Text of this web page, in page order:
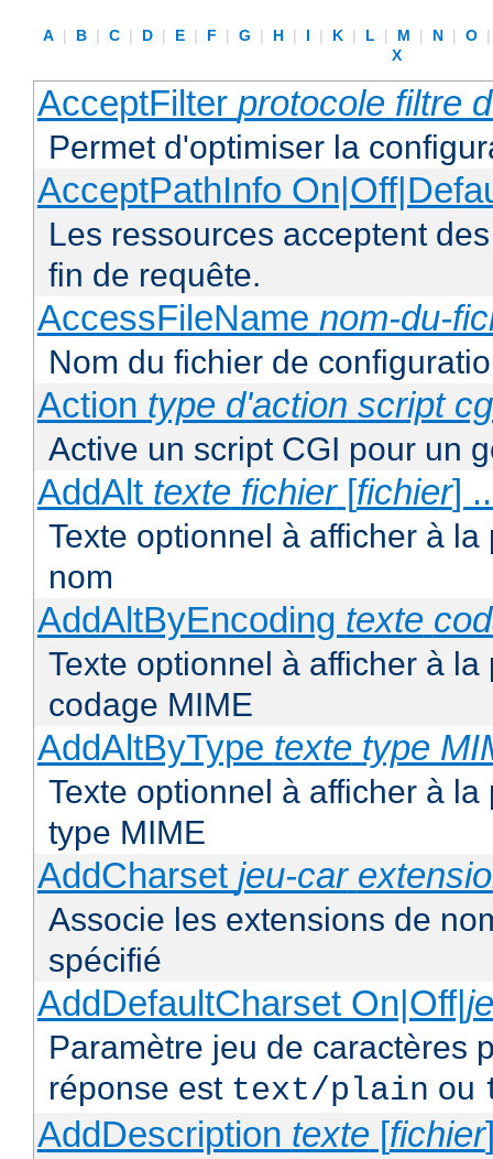
A | B | C | D | E | F | G | H | I | K | L | M | N | O
X
AcceptFilter protocole filtre
Permet d'optimiser la
AcceptPathInfo
Les ressources acceptent
fin de requête.
AccessFileName nom-du-
Nom du fichier de
Action type d'action script
Active un script CGI pour un
AddAlt texte fichier[fichier]
Texte optionnel à afficher à
nom
AddAltByEncoding texte
Texte optionnel à afficher à
codage MIME
AddAltByType texte type
Texte optionnel à afficher à
type MIME
AddCharset jeu-car
Associe les extensions de
spécifié
AddDefaultCharset On|Off|
Paramètre jeu de caractères
réponse est text/plain ou
AddDescription texte [fichier